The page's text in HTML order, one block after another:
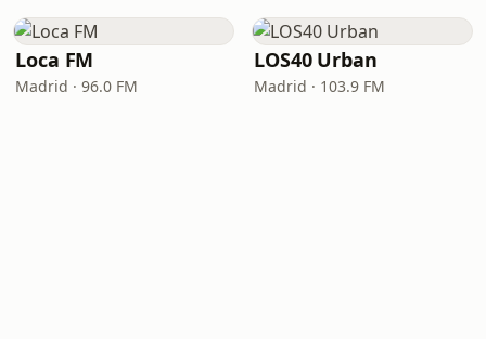
Loca FM
Madrid · 96.0 FM
LOS40 Urban
Madrid · 103.9 FM